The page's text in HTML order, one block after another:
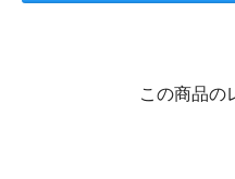
この商品の